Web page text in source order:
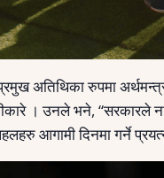
अतिथिका रुपमा
। उनले भने, “सरकारले
आगामी दिनमा गर्ने